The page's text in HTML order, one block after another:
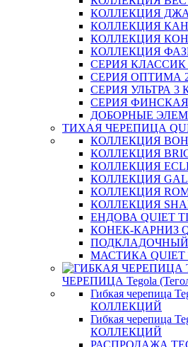
КОЛЛЕКЦИЯ
КОЛЛЕКЦИЯ
КОЛЛЕКЦИЯ
КОЛЛЕКЦИЯ
СЕРИЯ
СЕРИЯ ОПТИМА
СЕРИЯ УЛЬТРА 3
СЕРИЯ
ДОБОРНЫЕ
ТИХАЯ ЧЕРЕПИЦА
КОЛЛЕКЦИЯ
КОЛЛЕКЦИЯ
КОЛЛЕКЦИЯ
КОЛЛЕКЦИЯ
КОЛЛЕКЦИЯ
КОЛЛЕКЦИЯ
ЕНДОВА QUIET
КОНЕК-КАРНИЗ
ПОДКЛАДОЧНЫЙ
МАСТИКА QUIET
ЧЕРЕПИЦА Tegola
Гибкая черепица
КОЛЛЕКЦИЙ
Гибкая черепица
КОЛЛЕКЦИЙ
РАСПРОДАЖА